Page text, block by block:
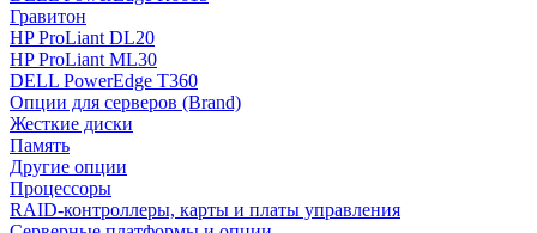
Гравитон
HP ProLiant DL20
HP ProLiant ML30
DELL PowerEdge T360
Опции для серверов (Brand)
Жесткие диски
Память
Другие опции
Процессоры
RAID-контроллеры, карты и платы управления